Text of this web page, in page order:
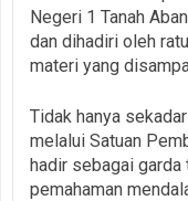
Negeri 1 Tanah
dan dihadiri oleh
materi yang
Tidak hanya
melalui Satuan
hadir sebagai
pemahaman